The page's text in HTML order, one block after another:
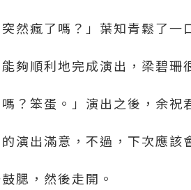
突然瘋了嗎？」葉知青鬆了一
夠順利地完成演出，梁碧珊
嗎？笨蛋。」演出之後，余祝
的演出滿意，不過，下次應
腮，然後走開。